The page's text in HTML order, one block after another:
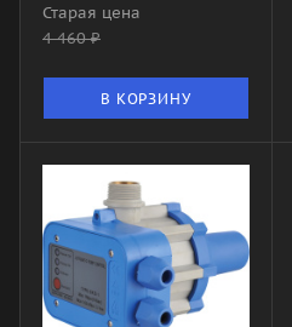
Старая цена
4 460₽
В КОРЗИНУ